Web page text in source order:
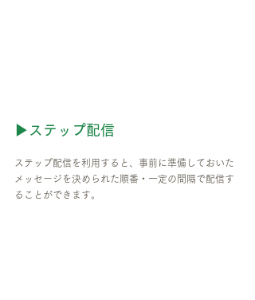
▶ステップ配信
ステップ配信を利用すると、事前に準備しておいた
メッセージを決められた順番・一定の間隔で配信す
ることができます。